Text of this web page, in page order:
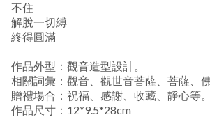
不住
解脫一切縛
終得圓滿
作品外型：觀音造型設計。
相關詞彙：觀音、觀世音菩薩、菩薩、佛
贈禮場合：祝福、感謝、收藏、靜心等。
作品尺寸：12*9.5*28cm